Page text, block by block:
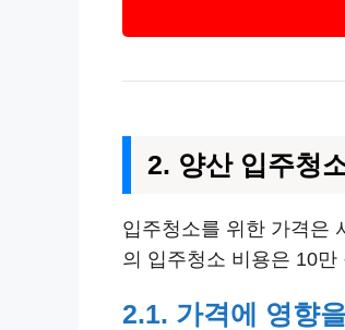
2. 양산 입주청
입주청소를 위한 가격은
의 입주청소 비용은 10
2.1. 가격에 영향